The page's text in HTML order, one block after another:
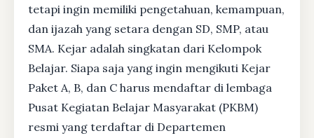
tetapi ingin memiliki pengetahuan, kemampuan,
dan ijazah yang setara dengan SD, SMP, atau
SMA. Kejar adalah singkatan dari Kelompok
Belajar. Siapa saja yang ingin mengikuti Kejar
Paket A, B, dan C harus mendaftar di lembaga
Pusat Kegiatan Belajar Masyarakat (PKBM)
resmi yang terdaftar di Departemen